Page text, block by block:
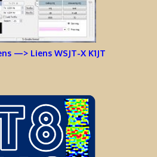
—> Liens WSJT-X K1JT